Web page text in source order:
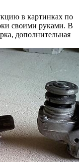
в картинках по
своими руками. В
дополнительная